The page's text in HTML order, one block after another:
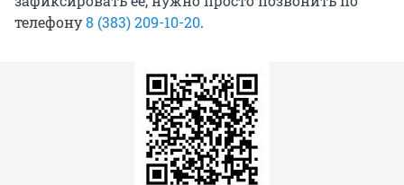
телефону8 (383) 209-10-20.